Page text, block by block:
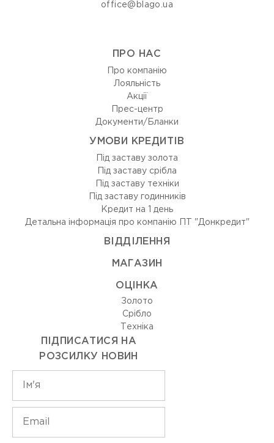
office@blago.ua
ПРО НАС
Про компанію
Лояльність
Акції
Прес-центр
Документи/Бланки
УМОВИ КРЕДИТІВ
Під заставу золота
Під заставу срібла
Під заставу техніки
Під заставу годинників
Кредит на 1 день
Детальна інформація про компанію ПТ "Донкредит"
ВIДДIЛЕННЯ
МАГАЗИН
ОЦIНКА
Золото
Срiбло
Технiка
ПІДПИСАТИСЯ НА
РОЗСИЛКУ НОВИН